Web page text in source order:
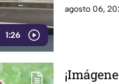
1:26
rumbo a
agosto 06,